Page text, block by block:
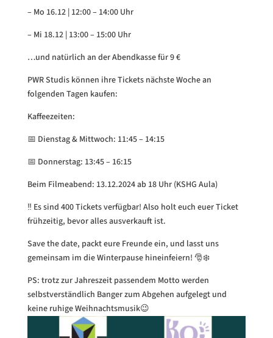
– Mo 16.12 | 12:00 – 14:00 Uhr
– Mi 18.12 | 13:00 – 15:00 Uhr
…und natürlich an der Abendkasse für 9 €
PWR Studis können ihre Tickets nächste Woche an
folgenden Tagen kaufen:
Kaffeezeiten:
📅 Dienstag & Mittwoch: 11:45 – 14:15
📅 Donnerstag: 13:45 – 16:15
Beim Filmeabend: 13.12.2024 ab 18 Uhr (KSHG Aula)
‼️ Es sind 400 Tickets verfügbar! Also holt euch euer Ticket
frühzeitig, bevor alles ausverkauft ist.
Save the date, packt eure Freunde ein, und lasst uns
gemeinsam im die Winterpause hineinfeiern! 🎅❄️
PS: trotz zur Jahreszeit passendem Motto werden
selbstverständlich Banger zum Abgehen aufgelegt und
keine ruhige Weihnachtsmusik😉